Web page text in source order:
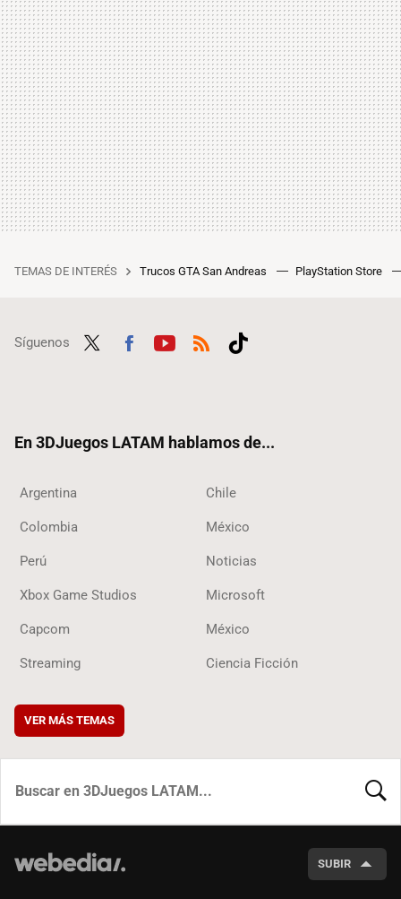
TEMAS DE INTERÉS Trucos GTA San Andreas PlayStation Store
Síguenos
En 3DJuegos LATAM hablamos de...
Argentina Chile
Colombia México
Perú Noticias
Xbox Game Studios Microsoft
Capcom México
Streaming Ciencia Ficción
VER MÁS TEMAS
SUBIR